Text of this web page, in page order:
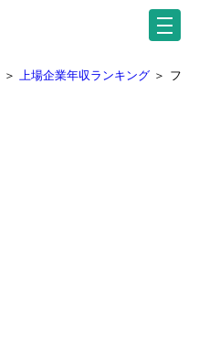
＞ 上場企業年収ランキング ＞ フ